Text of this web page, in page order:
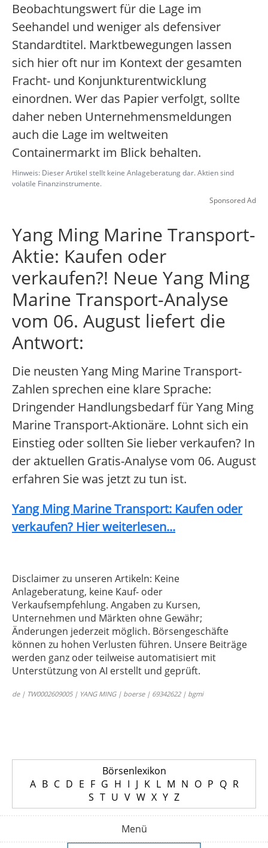
Beobachtungswert für die Lage im
Seehandel und weniger als defensiver
Standardtitel. Marktbewegungen lassen
sich hier oft nur im Kontext der gesamten
Fracht- und Konjunkturentwicklung
einordnen. Wer das Papier verfolgt, sollte
daher neben Unternehmensmeldungen
auch die Lage im weltweiten
Containermarkt im Blick behalten.
Hinweis: Dieser Artikel stellt keine Anlageberatung dar. Aktien sind
volatile Finanzinstrumente.
Sponsored Ad
Yang Ming Marine Transport-
Aktie: Kaufen oder
verkaufen?! Neue Yang Ming
Marine Transport-Analyse
vom 06. August liefert die
Antwort:
Die neusten Yang Ming Marine Transport-
Zahlen sprechen eine klare Sprache:
Dringender Handlungsbedarf für Yang Ming
Marine Transport-Aktionäre. Lohnt sich ein
Einstieg oder sollten Sie lieber verkaufen? In
der aktuellen Gratis-Analyse vom 06. August
erfahren Sie was jetzt zu tun ist.
Yang Ming Marine Transport: Kaufen oder
verkaufen? Hier weiterlesen...
Disclaimer zu unseren Artikeln: Keine
Anlageberatung, keine Kauf- oder
Verkaufsempfehlung. Angaben zu Kursen,
Unternehmen und Märkten ohne Gewähr;
Änderungen jederzeit möglich. Börsengeschäfte
können zu hohen Verlusten führen. Unsere Beiträge
werden ganz oder teilweise automatisiert mit
Unterstützung von AI erstellt und geprüft.
de | TW0002609005 | YANG MING | boerse | 69342622 | bgmi
Börsenlexikon
A B C D E F G H I J K L M N O P Q R
S T U V W X Y Z
Menü